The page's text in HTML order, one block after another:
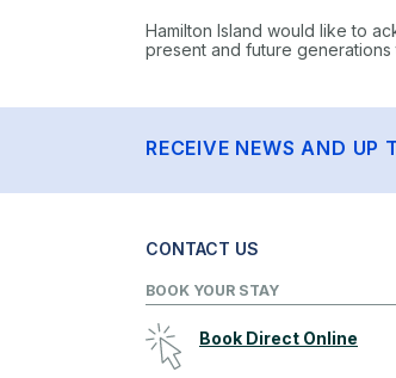
Hamilton Island would like to
present and future
RECEIVE NEWS AND UP
CONTACT US
BOOK YOUR STAY
Book Direct Online